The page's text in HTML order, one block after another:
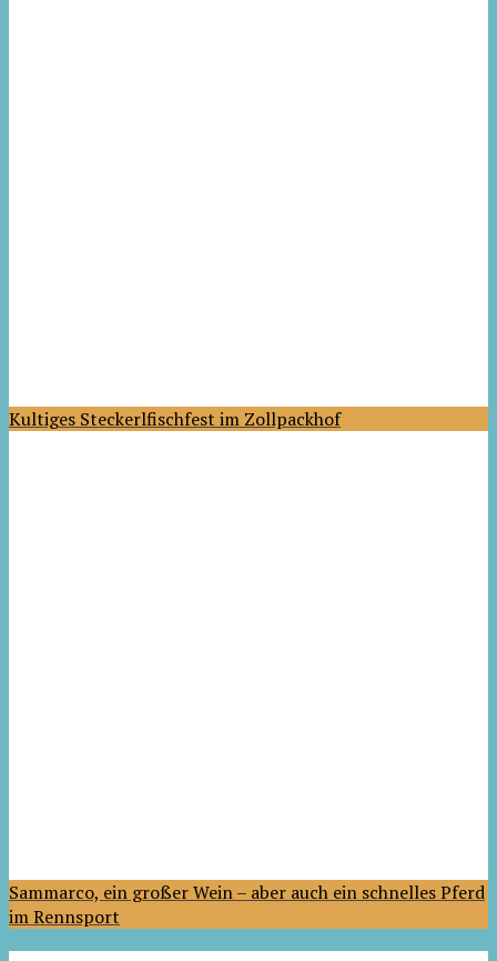
Kultiges Steckerlfischfest im Zollpackhof
Sammarco, ein großer Wein – aber auch ein schnelles Pferd
im Rennsport